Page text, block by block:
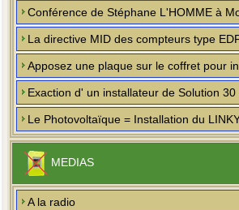
Conférence de Stéphane L'HOMME à
La directive MID des compteurs type
Apposez une plaque sur le coffret pour
Exaction d' un installateur de Solution 30
Le Photovoltaïque = Installation du
MEDIAS
A la radio